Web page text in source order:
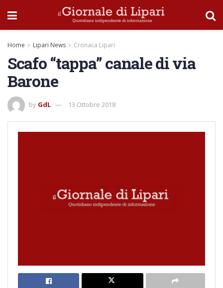
Home Lipari News Cronaca Lipari
Scafo “tappa” canale di via
Barone
by GdL 13 Ottobre 2018